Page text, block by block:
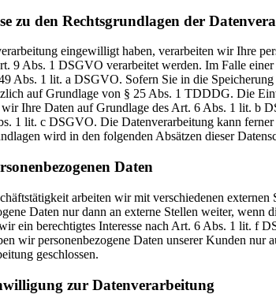
zu den Rechtsgrundlagen der
eingewilligt haben, verarbeiten wir Ihre
9 Abs. 1 DSGVO verarbeitet werden. Im Falle
Abs. 1 lit. a DSGVO. Sofern Sie in die
auf Grundlage von § 25 Abs. 1 TDDDG. Die
Ihre Daten auf Grundlage des Art. 6 Abs. 1 lit. b
1 lit. c DSGVO. Die Datenverarbeitung kann
wird in den folgenden Absätzen dieser
Daten
arbeiten wir mit verschiedenen
Daten nur dann an externe Stellen weiter,
ein berechtigtes Interesse nach Art. 6 Abs. 1 lit. f
wir personenbezogene Daten unserer Kunden
geschlossen.
zur Datenverarbeitung